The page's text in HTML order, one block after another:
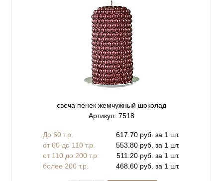
свеча пенек жемчужный шоколад
Артикул: 7518
До 60 т.р.
617.70 руб. за 1 шт.
от 60 до 110 т.р.
553.80 руб. за 1 шт.
от 110 до 200 т.р
511.20 руб. за 1 шт.
более 200 т.р.
468.60 руб. за 1 шт.